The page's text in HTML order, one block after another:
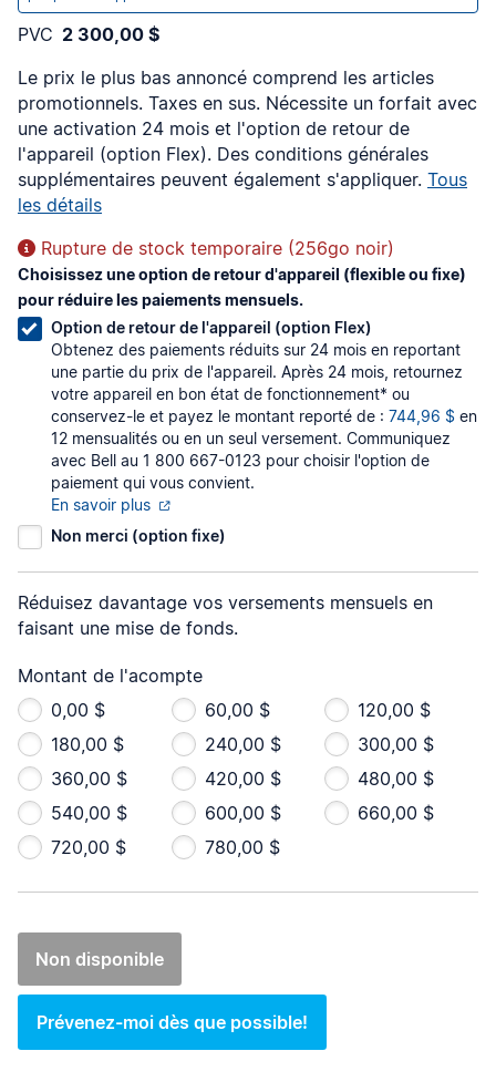
PVC 2 300,00 $
Le prix le plus bas annoncé comprend les articles
promotionnels. Taxes en sus. Nécessite un forfait avec
une activation 24 mois et l'option de retour de
l'appareil (option Flex). Des conditions générales
supplémentaires peuvent également s'appliquer. Tous
les détails
Rupture de stock temporaire (256go noir)
Choisissez une option de retour d'appareil (flexible ou fixe)
pour réduire les paiements mensuels.
Option de retour de l'appareil (option Flex)
Obtenez des paiements réduits sur 24 mois en reportant
une partie du prix de l'appareil. Après 24 mois, retournez
votre appareil en bon état de fonctionnement* ou
conservez-le et payez le montant reporté de : 744,96 $ en
12 mensualités ou en un seul versement. Communiquez
avec Bell au 1 800 667-0123 pour choisir l'option de
paiement qui vous convient.
En savoir plus
Non merci (option fixe)
Réduisez davantage vos versements mensuels en
faisant une mise de fonds.
Montant de l'acompte
0,00 $
60,00 $
120,00 $
180,00 $
240,00 $
300,00 $
360,00 $
420,00 $
480,00 $
540,00 $
600,00 $
660,00 $
720,00 $
780,00 $
Non disponible
Prévenez-moi dès que possible!